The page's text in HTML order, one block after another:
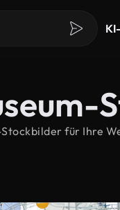
für Ihre